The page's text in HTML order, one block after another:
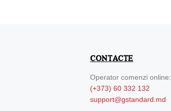
CONTACTE
Operator comenzi online:
(+373) 60 332 132
support@gstandard.md